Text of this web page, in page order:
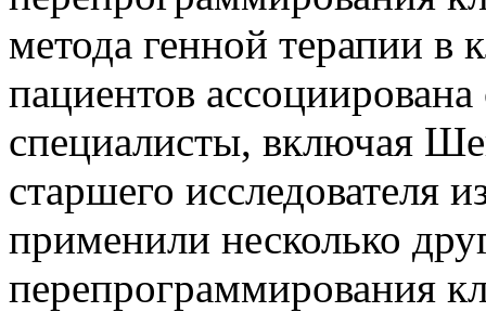
метода генной терапии в
пациентов
специалисты, включая
старшего исследователя
применили несколько
перепрограммирования